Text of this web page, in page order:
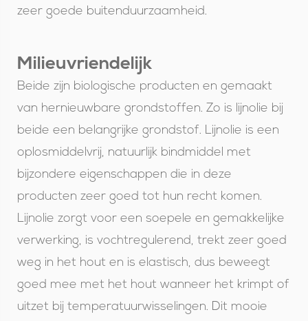
zeer goede buitenduurzaamheid.
Milieuvriendelijk
Beide zijn biologische producten en gemaakt
van hernieuwbare grondstoffen. Zo is lijnolie bij
beide een belangrijke grondstof. Lijnolie is een
oplosmiddelvrij, natuurlijk bindmiddel met
bijzondere eigenschappen die in deze
producten zeer goed tot hun recht komen.
Lijnolie zorgt voor een soepele en gemakkelijke
verwerking, is vochtregulerend, trekt zeer goed
weg in het hout en is elastisch, dus beweegt
goed mee met het hout wanneer het krimpt of
uitzet bij temperatuurwisselingen. Dit mooie